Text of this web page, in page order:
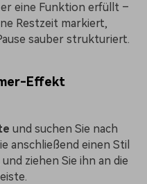
eine Funktion erfüllt –
Restzeit markiert,
sauber strukturiert.
Effekt
und suchen Sie nach
anschließend einen Stil
ziehen Sie ihn an die